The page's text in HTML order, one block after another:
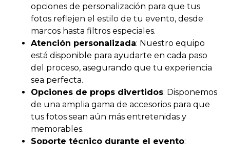
opciones de personalización para que tus
fotos reflejen el estilo de tu evento, desde
marcos hasta filtros especiales.
Atención personalizada: Nuestro equipo
está disponible para ayudarte en cada paso
del proceso, asegurando que tu experiencia
sea perfecta.
Opciones de props divertidos: Disponemos
de una amplia gama de accesorios para que
tus fotos sean aún más entretenidas y
memorables.
Soporte técnico durante el evento: